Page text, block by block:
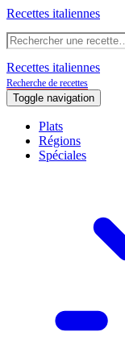
Recettes italiennes
Recettes italiennes
Recherche de recettes
Toggle navigation
Plats
Régions
Spéciales